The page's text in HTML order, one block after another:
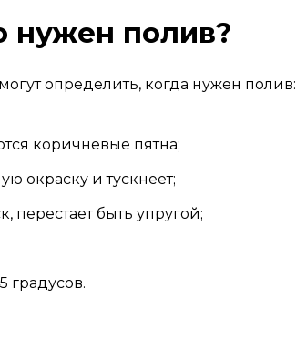
нужен полив?
определить, когда нужен полив:
коричневые пятна;
окраску и тускнеет;
перестает быть упругой;
градусов.